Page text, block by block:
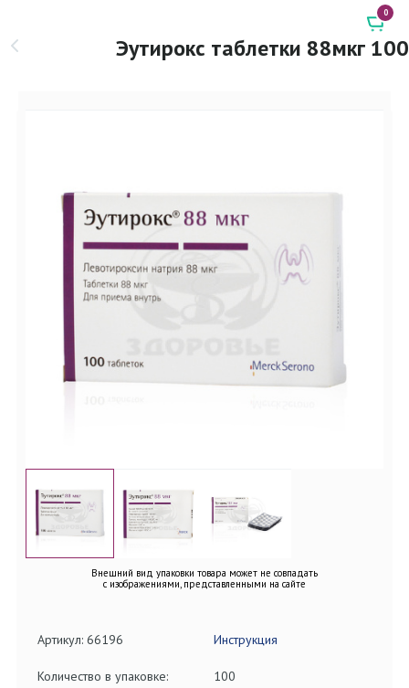
Эутирокс таблетки 88мкг 100
0
Внешний вид упаковки товара может не совпадать
с изображениями, представленными на сайте
Артикул: 66196 Инструкция
Количество в упаковке: 100